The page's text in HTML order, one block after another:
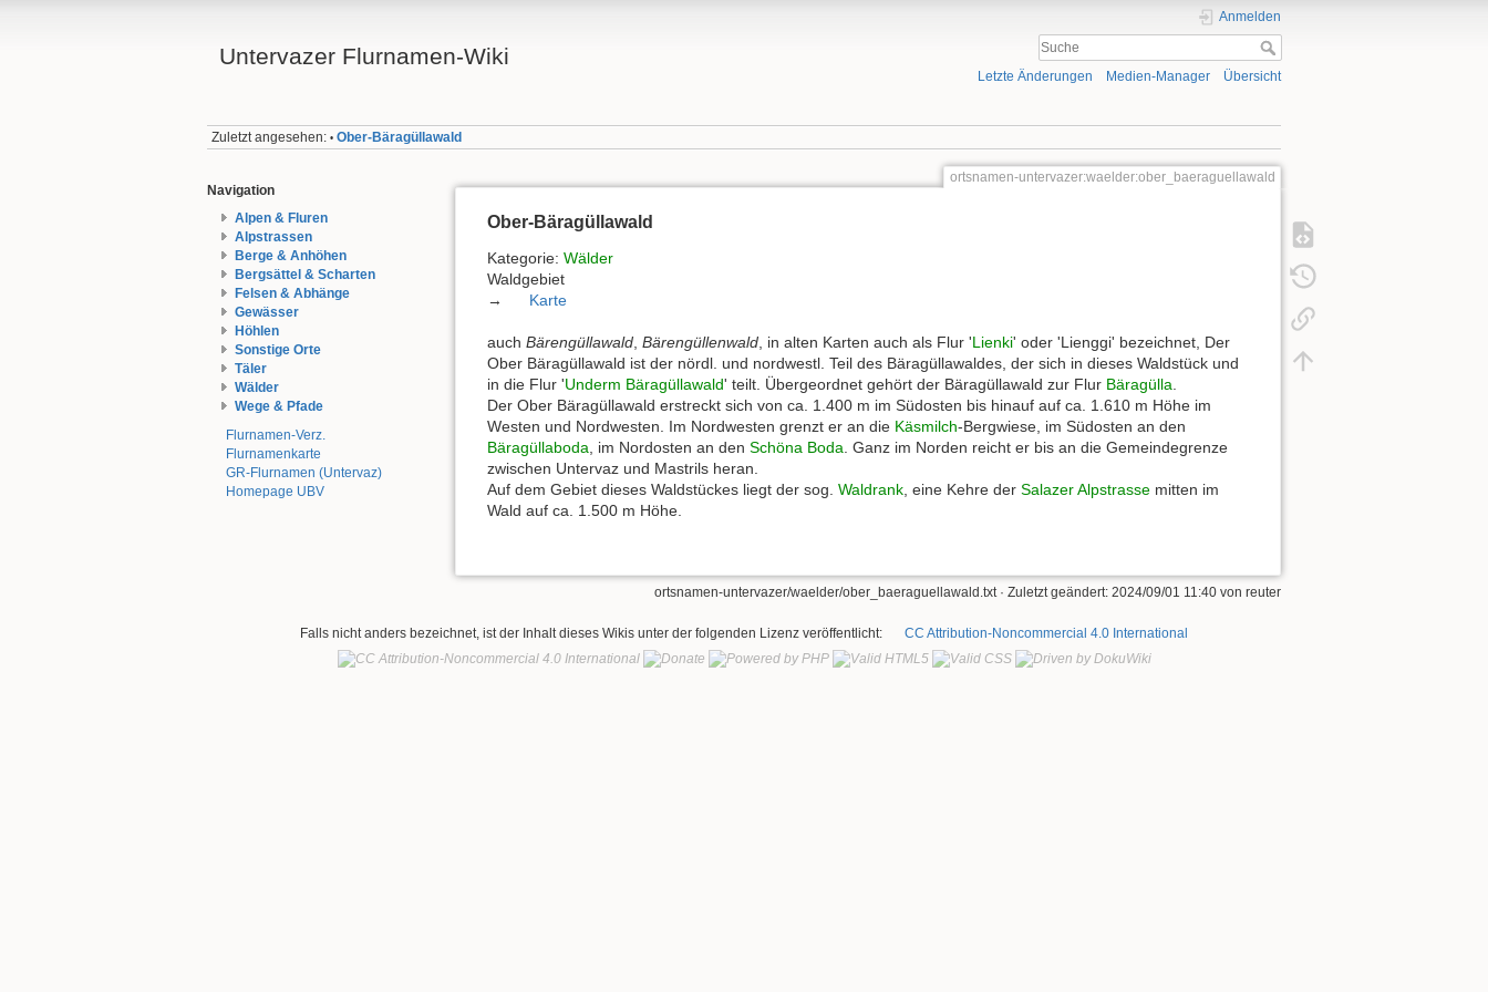
Untervazer Flurnamen-Wiki
Anmelden
Letzte Änderungen Medien-Manager Übersicht
Zuletzt angesehen: • Ober-Bäragüllawald
Navigation
Alpen & Fluren
Alpstrassen
Berge & Anhöhen
Bergsättel & Scharten
Felsen & Abhänge
Gewässer
Höhlen
Sonstige Orte
Täler
Wälder
Wege & Pfade
Flurnamen-Verz.
Flurnamenkarte
GR-Flurnamen (Untervaz)
Homepage UBV
ortsnamen-untervazer:waelder:ober_baeraguellawald
Ober-Bäragüllawald
Kategorie: Wälder
Waldgebiet
→
Karte
auch Bärengüllawald, Bärengüllenwald, in alten Karten auch als Flur 'Lienki' oder 'Lienggi' bezeichnet, Der
Ober Bäragüllawald ist der nördl. und nordwestl. Teil des Bäragüllawaldes, der sich in dieses Waldstück und
in die Flur 'Underm Bäragüllawald' teilt. Übergeordnet gehört der Bäragüllawald zur Flur Bäragülla.
Der Ober Bäragüllawald erstreckt sich von ca. 1.400 m im Südosten bis hinauf auf ca. 1.610 m Höhe im
Westen und Nordwesten. Im Nordwesten grenzt er an die Käsmilch-Bergwiese, im Südosten an den
Bäragüllaboda, im Nordosten an den Schöna Boda. Ganz im Norden reicht er bis an die Gemeindegrenze
zwischen Untervaz und Mastrils heran.
Auf dem Gebiet dieses Waldstückes liegt der sog. Waldrank, eine Kehre der Salazer Alpstrasse mitten im
Wald auf ca. 1.500 m Höhe.
ortsnamen-untervazer/waelder/ober_baeraguellawald.txt· Zuletzt geändert: 2024/09/01 11:40 von reuter
Falls nicht anders bezeichnet, ist der Inhalt dieses Wikis unter der folgenden Lizenz veröffentlicht: CC Attribution-Noncommercial 4.0 International